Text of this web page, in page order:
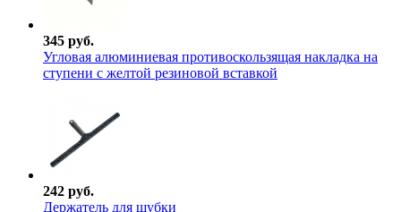
345 руб.
Угловая алюминиевая противоскользящая накладка на
ступени с желтой резиновой вставкой
242 руб.
Держатель для шубки